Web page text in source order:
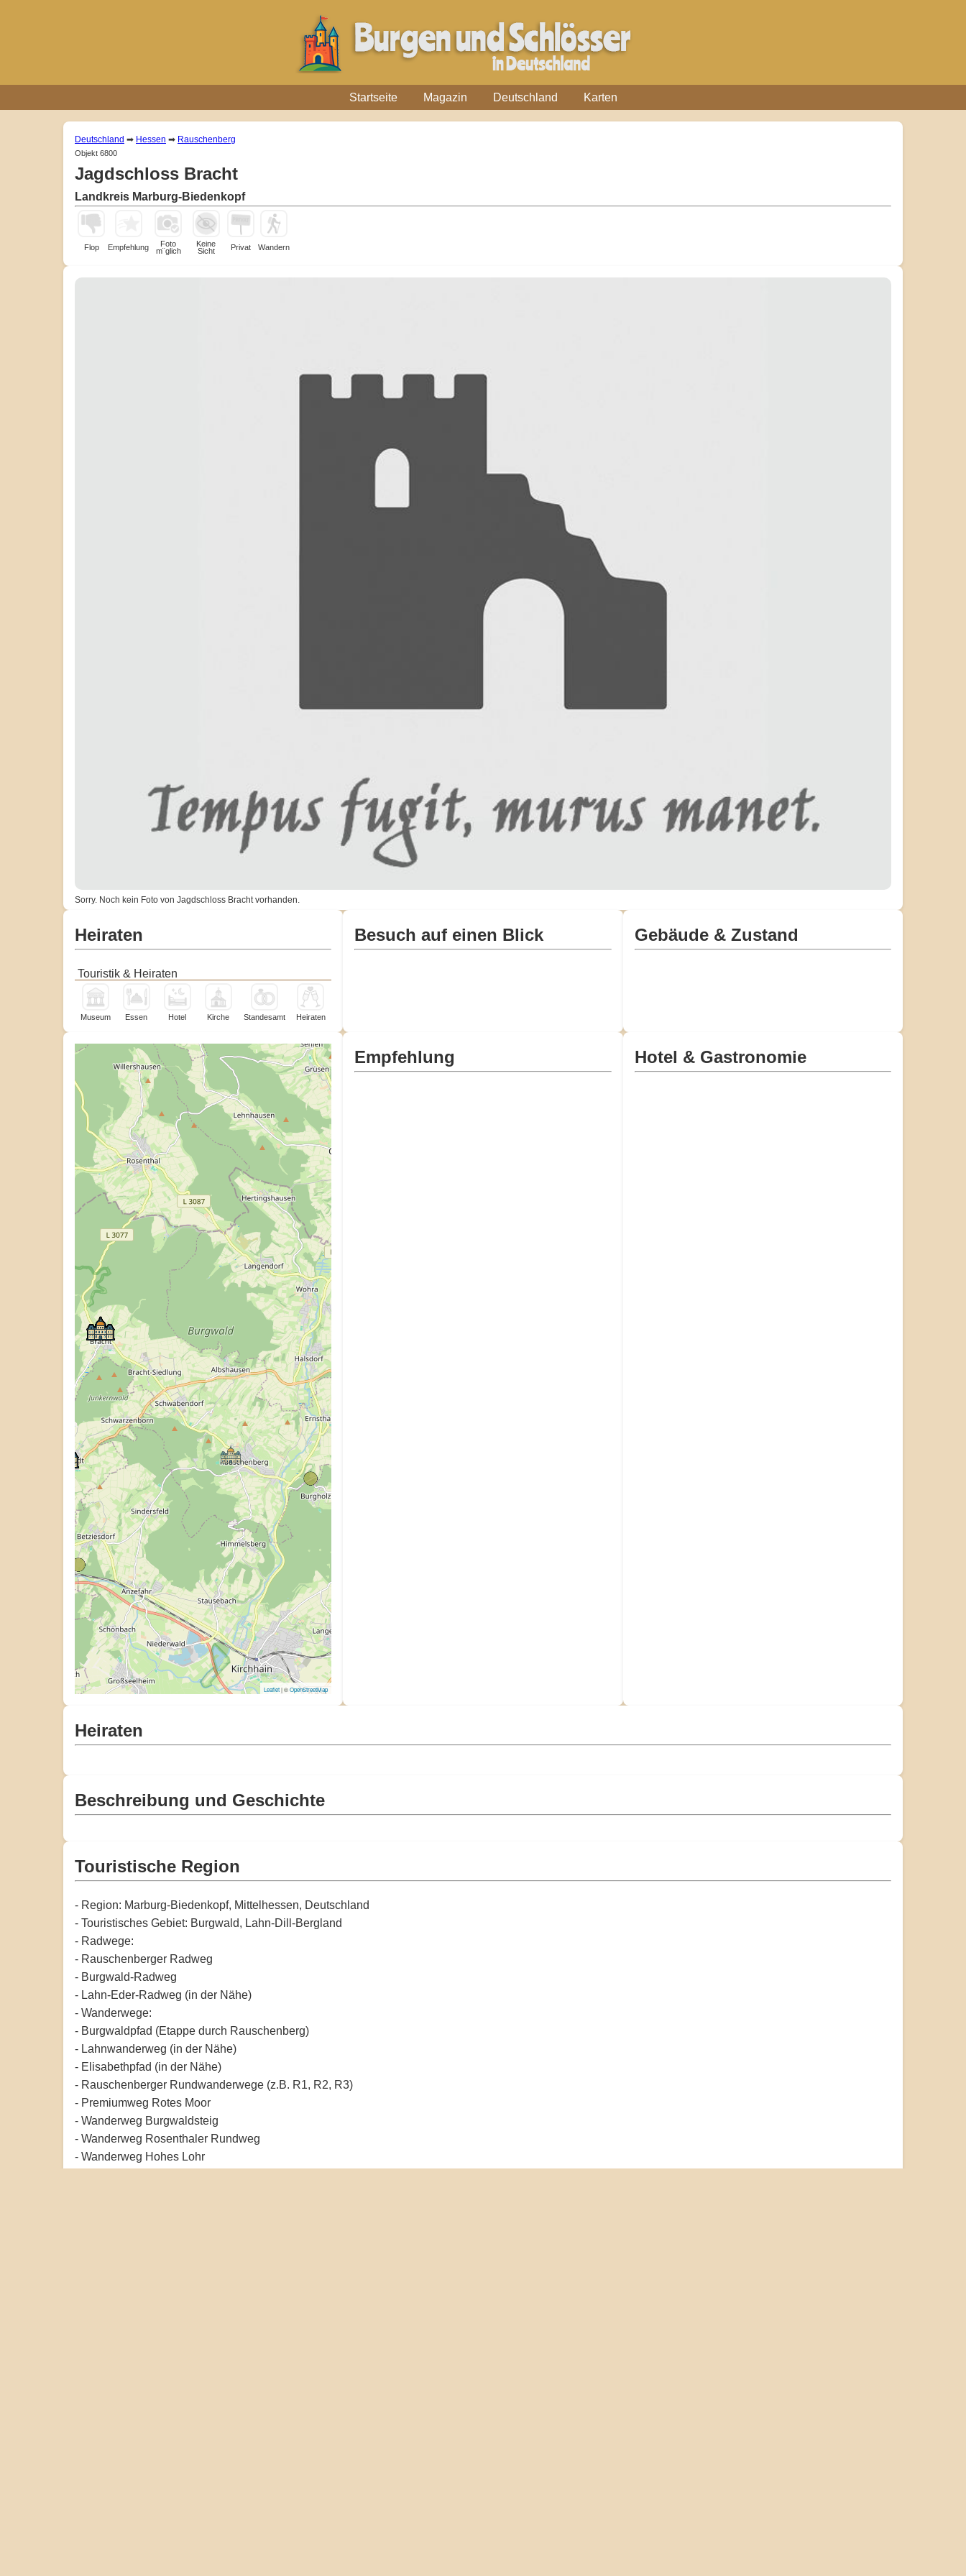
Startseite Magazin Deutschland Karten
Deutschland ➡ Hessen ➡ Rauschenberg
Objekt 6800
Jagdschloss Bracht
Landkreis Marburg-Biedenkopf
Flop Empfehlung
Foto
m¨glich
Keine
Sicht
Privat Wandern
Sorry. Noch kein Foto von Jagdschloss Bracht vorhanden.
Heiraten
Touristik & Heiraten
Museum Essen Hotel Kirche Standesamt Heiraten
Besuch auf einen Blick Gebäude & Zustand
Leaflet| ©OpenStreetMap
Empfehlung Hotel & Gastronomie
Heiraten
Beschreibung und Geschichte
Touristische Region
- Region: Marburg-Biedenkopf, Mittelhessen, Deutschland
- Touristisches Gebiet: Burgwald, Lahn-Dill-Bergland
- Radwege:
- Rauschenberger Radweg
- Burgwald-Radweg
- Lahn-Eder-Radweg (in der Nähe)
- Wanderwege:
- Burgwaldpfad (Etappe durch Rauschenberg)
- Lahnwanderweg (in der Nähe)
- Elisabethpfad (in der Nähe)
- Rauschenberger Rundwanderwege (z.B. R1, R2, R3)
- Premiumweg Rotes Moor
- Wanderweg Burgwaldsteig
- Wanderweg Rosenthaler Rundweg
- Wanderweg Hohes Lohr